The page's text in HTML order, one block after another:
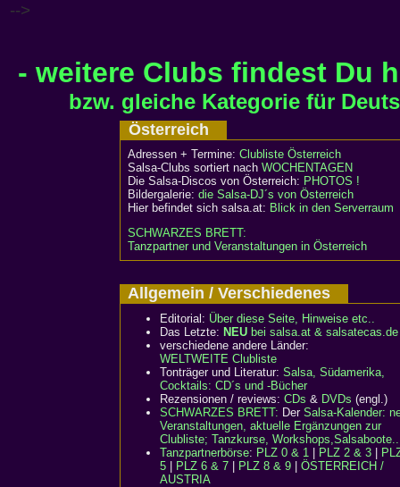
-->
- weitere Clubs findest Du
bzw. gleiche Kategorie für
Österreich
Adressen + Termine: Clubliste Österreich
Salsa-Clubs sortiert nach WOCHENTAGEN
Die Salsa-Discos von Österreich: PHOTOS !
Bildergalerie: die Salsa-DJ´s von Österreich
Hier befindet sich salsa.at: Blick in den Serverraum
SCHWARZES BRETT:
Tanzpartner und Veranstaltungen in Österreich
Allgemein / Verschiedenes
Editorial: Über diese Seite, Hinweise etc..
Das Letzte: NEU bei salsa.at & salsatecas.de
verschiedene andere Länder:
WELTWEITE Clubliste
Tonträger und Literatur: Salsa, Südamerika,
Cocktails: CD´s und -Bücher
Rezensionen / reviews: CDs & DVDs (engl.)
SCHWARZES BRETT: Der Salsa-Kalender:
Veranstaltungen, aktuelle Ergänzungen zur
Clubliste; Tanzkurse,
Tanzpartnerbörse: PLZ 0 & 1 PLZ 2 & 3
5
PLZ 6 & 7 PLZ 8 & 9
ÖSTERREICH /
AUSTRIA